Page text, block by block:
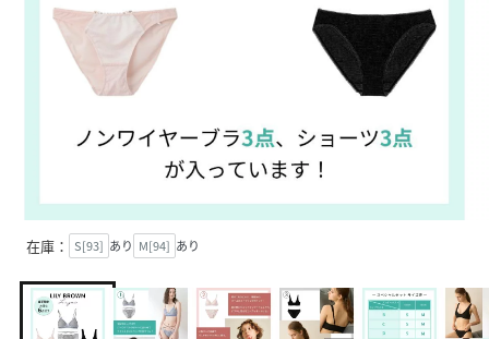
在庫： S[93] あり M[94] あり